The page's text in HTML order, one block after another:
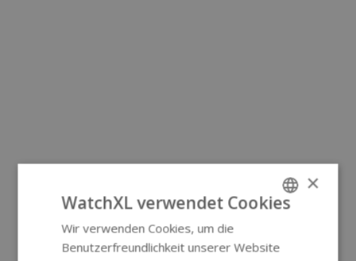
GERMAN
×
WatchXL verwendet Cookies
Wir verwenden Cookies, um die
Benutzerfreundlichkeit unserer Website